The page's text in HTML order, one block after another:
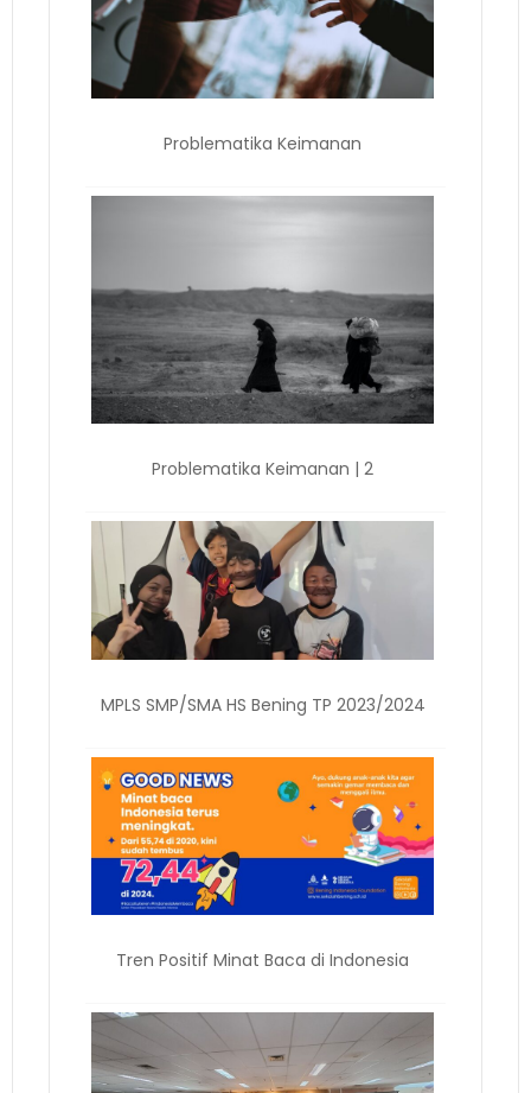
Problematika Keimanan
Problematika Keimanan | 2
MPLS SMP/SMA HS Bening TP 2023/2024
Tren Positif Minat Baca di Indonesia